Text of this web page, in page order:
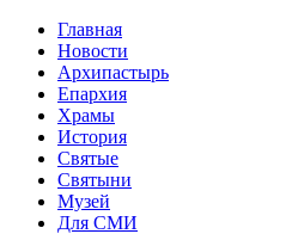
Главная
Новости
Архипастырь
Епархия
Храмы
История
Святые
Святыни
Музей
Для СМИ